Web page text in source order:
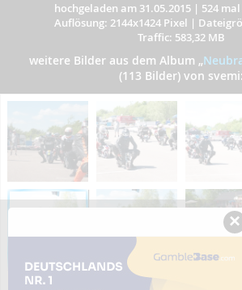
hochgeladen am 31.05.2015 | 524
Auflösung: 2144x1424 Pixel |
Traffic: 583,32 MB
weitere Bilder aus dem Album „
(113 Bilder) von svemi:
×